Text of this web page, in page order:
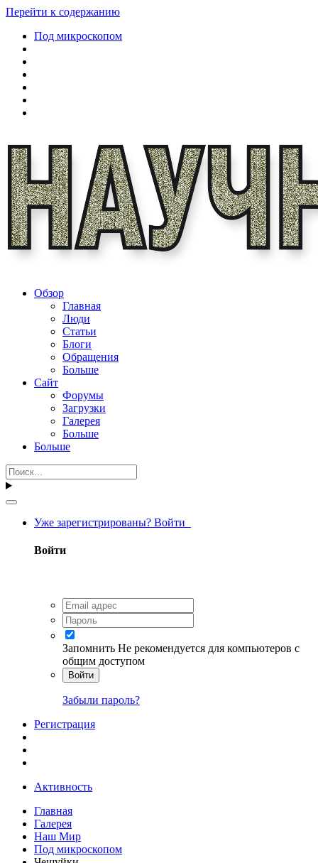
Перейти к содержанию
Под микроскопом
Обзор
Главная
Люди
Статьи
Блоги
Обращения
Больше
Сайт
Форумы
Загрузки
Галерея
Больше
Больше
Уже зарегистрированы? Войти
Войти
Запомнить Не рекомендуется для компьютеров с
общим доступом
Войти
Забыли пароль?
Регистрация
Активность
Главная
Галерея
Наш Мир
Под микроскопом